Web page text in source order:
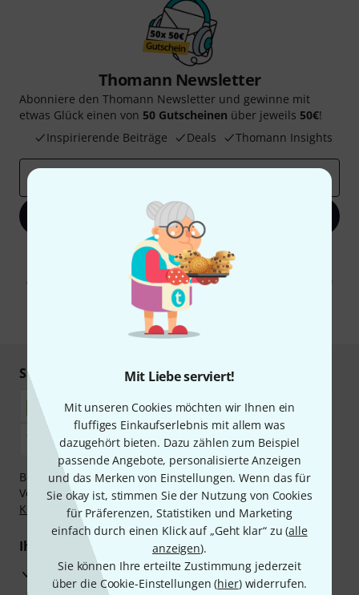
Mit Liebe serviert!
Mit unseren Cookies möchten wir Ihnen ein
fluffiges Einkaufserlebnis mit allem was
dazugehört bieten. Dazu zählen zum Beispiel
passende Angebote, personalisierte Anzeigen
und das Merken von Einstellungen. Wenn das für
Sie okay ist, stimmen Sie der Nutzung von Cookies
für Präferenzen, Statistiken und Marketing
einfach durch einen Klick auf „Geht klar“ zu (alle
anzeigen).
Sie können Ihre erteilte Zustimmung jederzeit
über die Cookie-Einstellungen (hier) widerrufen.
Thomann Newsletter
Abonniere den Thomann Newsletter und gewinne mit
etwas Glück einen von 50 Gutscheinen über jeweils 50€!
Inspirierende Beiträge
Deals Thomann Insights
Jetzt anmelden
Mit Klick auf „Jetzt anmelden“ stimmen Sie dem Erhalt von E-Mail-
Werbung und einer Messung des E-Mail-Nutzungsverhaltens zu. Die
Abmeldung ist jederzeit möglich. Weitere Informationen finden Sie in
Datenschutzhinweisen
* Pflichtfeld
Sicher einkaufen & bezahlen
Bezahlen Sie vertraulich und sicher per Nachnahme,
Vorkasse, PayPal, Amazon Pay,Klarna Sofort bezahlen,
Klarna Ratenzahlungoder Kreditkarte.
Ihre Vorteile
3 Jahre Thomann Garantie